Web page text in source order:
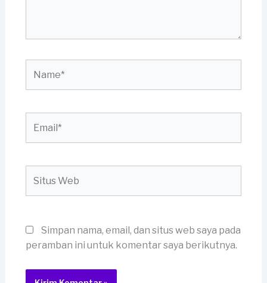
Web
Simpan nama, email, dan situs web saya pada
peramban ini untuk komentar saya berikutnya.